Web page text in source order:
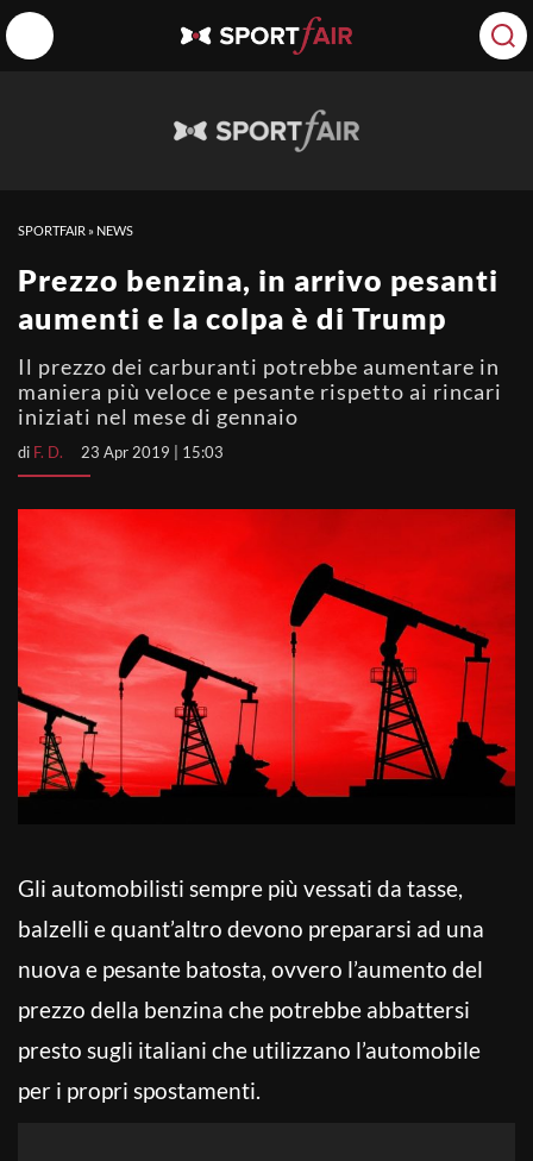
SPORTFAIR » NEWS
Prezzo benzina, in arrivo pesanti
aumenti e la colpa è di Trump
Il prezzo dei carburanti potrebbe aumentare in
maniera più veloce e pesante rispetto ai rincari
iniziati nel mese di gennaio
di F. D. 23 Apr 2019 | 15:03
Gli automobilisti sempre più vessati da tasse,
balzelli e quant’altro devono prepararsi ad una
nuova e pesante batosta, ovvero l’aumento del
prezzo della benzina che potrebbe abbattersi
presto sugli italiani che utilizzano l’automobile
per i propri spostamenti.